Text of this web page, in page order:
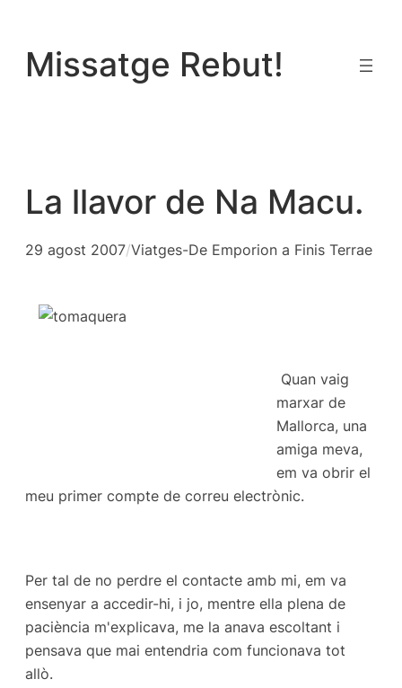
contingut
Missatge Rebut!
La llavor de Na Macu.
29 agost 2007/Viatges-De Emporion a Finis Terrae
Quan vaig
marxar de
Mallorca, una
amiga meva,
em va obrir el
meu primer compte de correu electrònic.
Per tal de no perdre el contacte amb mi, em va
ensenyar a accedir-hi, i jo, mentre ella plena de
paciència m'explicava, me la anava escoltant i
pensava que mai entendria com funcionava tot
allò.